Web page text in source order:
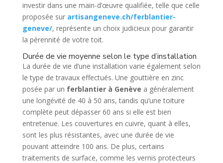
investir dans une main-d’œuvre qualifiée, telle que celle
proposée sur artisangeneve.ch/ferblantier-
geneve/, représente un choix judicieux pour garantir
la pérennité de votre toit.
Durée de vie moyenne selon le type d’installation
La durée de vie d’une installation varie également selon
le type de travaux effectués. Une gouttière en zinc
posée par un ferblantier à Genève a généralement
une longévité de 40 à 50 ans, tandis qu’une toiture
complète peut dépasser 60 ans si elle est bien
entretenue. Les couvertures en cuivre, quant à elles,
sont les plus résistantes, avec une durée de vie
pouvant atteindre 100 ans. De plus, certains
traitements de surface, comme les vernis protecteurs